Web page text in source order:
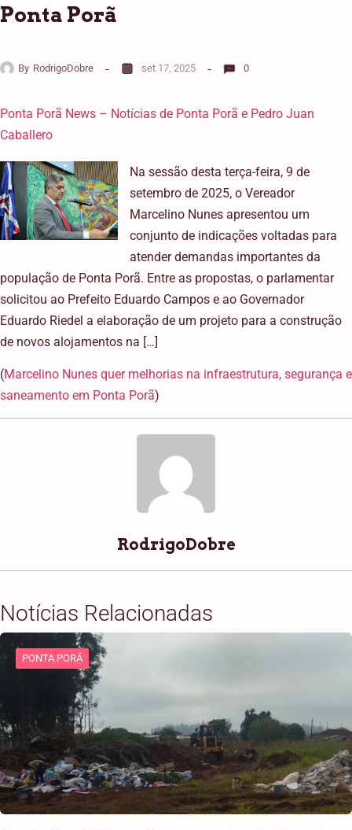
Ponta Porã
By RodrigoDobre set 17, 2025 0
Ponta Porã News – Notícias de Ponta Porã e Pedro Juan
Caballero
Na sessão desta terça-feira, 9 de
setembro de 2025, o Vereador
Marcelino Nunes apresentou um
conjunto de indicações voltadas para
atender demandas importantes da
população de Ponta Porã. Entre as propostas, o parlamentar
solicitou ao Prefeito Eduardo Campos e ao Governador
Eduardo Riedel a elaboração de um projeto para a construção
de novos alojamentos na […]
(Marcelino Nunes quer melhorias na infraestrutura, segurança e
saneamento em Ponta Porã)
RodrigoDobre
Notícias Relacionadas
PONTA PORÃ